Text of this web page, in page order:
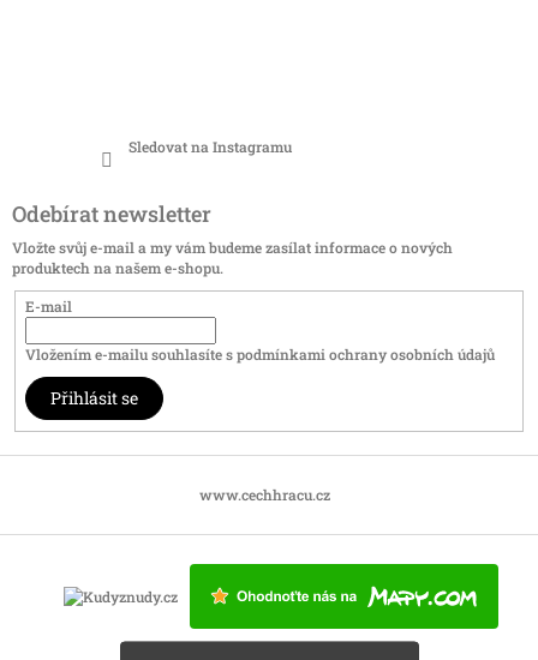
Sledovat na Instagramu
Odebírat newsletter
Vložte svůj e-mail a my vám budeme zasílat informace o nových
produktech na našem e-shopu.
E-mail
Vložením e-mailu souhlasíte spodmínkami ochrany osobních údajů
Přihlásit se
www.cechhracu.cz